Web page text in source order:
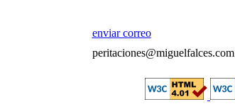
enviar correo
peritaciones@miguelfalces.com